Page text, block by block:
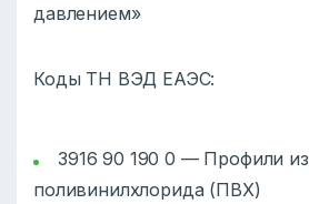
давлением»
Коды ТН ВЭД ЕАЭС:
3916 90 190 0 — Профили из
поливинилхлорида (ПВХ)